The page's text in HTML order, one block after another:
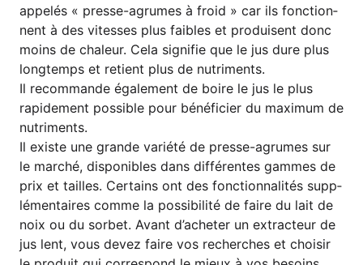
appelés « pres­se-agru­mes à fro­id » car ils fon­c­tion­
nent à des vites­ses plus fai­bles et pro­dui­sent donc
moins de chaleur. Cela signi­fie que le jus dure plus
long­temps et reti­ent plus de nutriments.
Il recom­man­de éga­le­ment de boi­re le jus le plus
rapi­de­ment pos­si­ble pour béné­fi­ci­er du maxi­mum de
nutriments.
Il exis­te une gran­de varié­té de pres­se-agru­mes sur
le mar­ché, dis­po­nibles dans dif­fé­ren­tes gam­mes de
prix et tail­les. Cer­ta­ins ont des fon­c­tion­na­li­tés sup­p­
lé­men­tai­res com­me la pos­si­bi­li­té de fai­re du lait de
noix ou du sor­bet. Avant d’a­che­ter un extra­c­teur de
jus lent, vous devez fai­re vos recher­ches et choi­sir